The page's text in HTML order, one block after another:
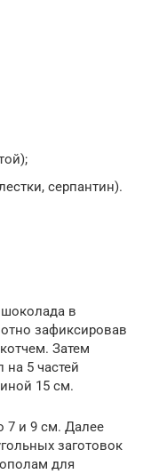
серпантин).
шоколада в
зафиксировав
Затем
на 5 частей
15 см.
7 и 9 см. Далее
заготовок
для